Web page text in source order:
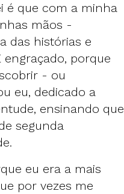
é que com a minha
mãos -
das histórias e
porque
- ou
eu, dedicado a
ensinando que
segunda
eu era a mais
por vezes me